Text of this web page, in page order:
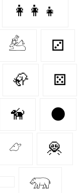
👩‍👩‍👧
𓃕 ⚂
🦣 ⚄
🦮 🌑
𓃿 🦧
𓃯